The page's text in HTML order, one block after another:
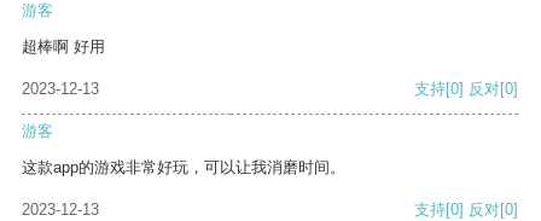
游客
超棒啊 好用
2023-12-13 支持[0] 反对[0]
游客
这款app的游戏非常好玩，可以让我消磨时间。
2023-12-13 支持[0] 反对[0]